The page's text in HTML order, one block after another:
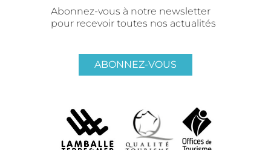
Abonnez-vous à notre newsletter
pour recevoir toutes nos actualités
ABONNEZ-VOUS